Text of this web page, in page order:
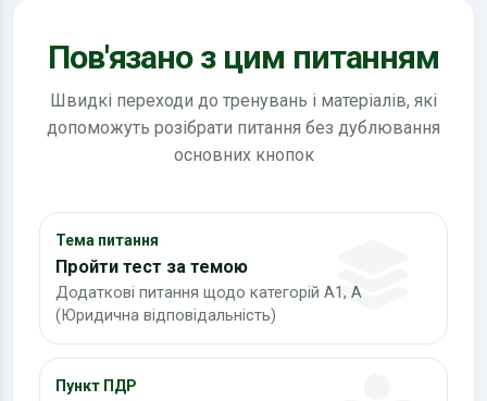
Пов'язано з цим питанням
Швидкі переходи до тренувань і матеріалів, які
допоможуть розібрати питання без дублювання
основних кнопок
Тема питання
Пройти тест за темою
Додаткові питання щодо категорій А1, А
(Юридична відповідальність)
Пункт ПДР